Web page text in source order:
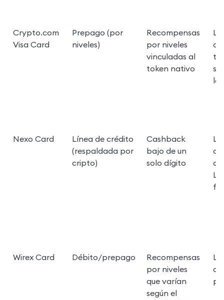
Crypto.com
Visa Card
Prepago (por
niveles)
Recompensas
por niveles
vinculadas al
token nativo
de
la
Nexo Card
Línea de crédito
(respaldada por
cripto)
Cashback
bajo de un
solo dígito
Wirex Card Débito/prepago
Recompensas
por niveles
que varían
según el
de